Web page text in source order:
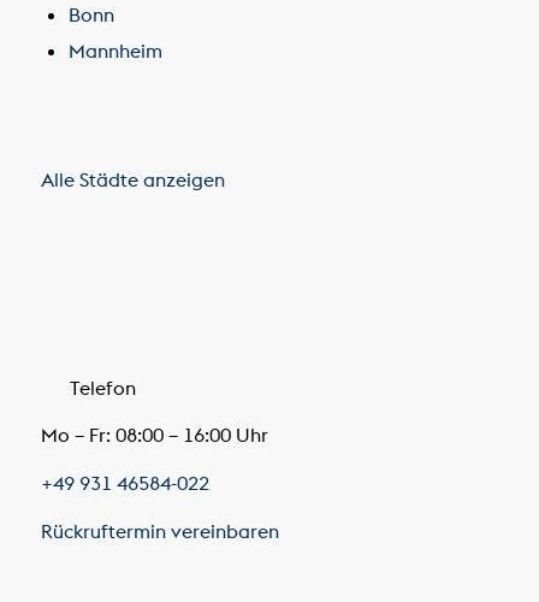
Bonn
Mannheim
Alle Städte anzeigen
Telefon
Mo – Fr: 08:00 – 16:00 Uhr
+49 931 46584-022
Rückruftermin vereinbaren